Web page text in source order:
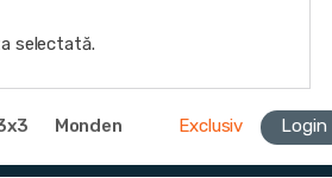
selectată.
Monden Exclusiv Login